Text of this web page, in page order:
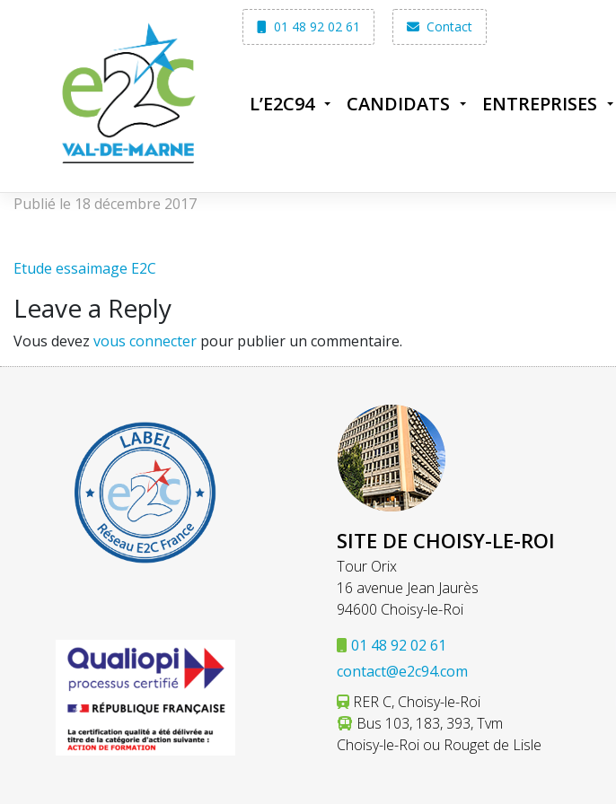
01 48 92 02 61 Contact
L’E2C94 CANDIDATS ENTREPRISES
Publié le 18 décembre 2017
Etude essaimage E2C
Leave a Reply
Vous devez vous connecter pour publier un commentaire.
SITE DE CHOISY-LE-ROI
Tour Orix
16 avenue Jean Jaurès
94600 Choisy-le-Roi
01 48 92 02 61
contact@e2c94.com
RER C, Choisy-le-Roi
Bus 103, 183, 393, Tvm
Choisy-le-Roi ou Rouget de Lisle